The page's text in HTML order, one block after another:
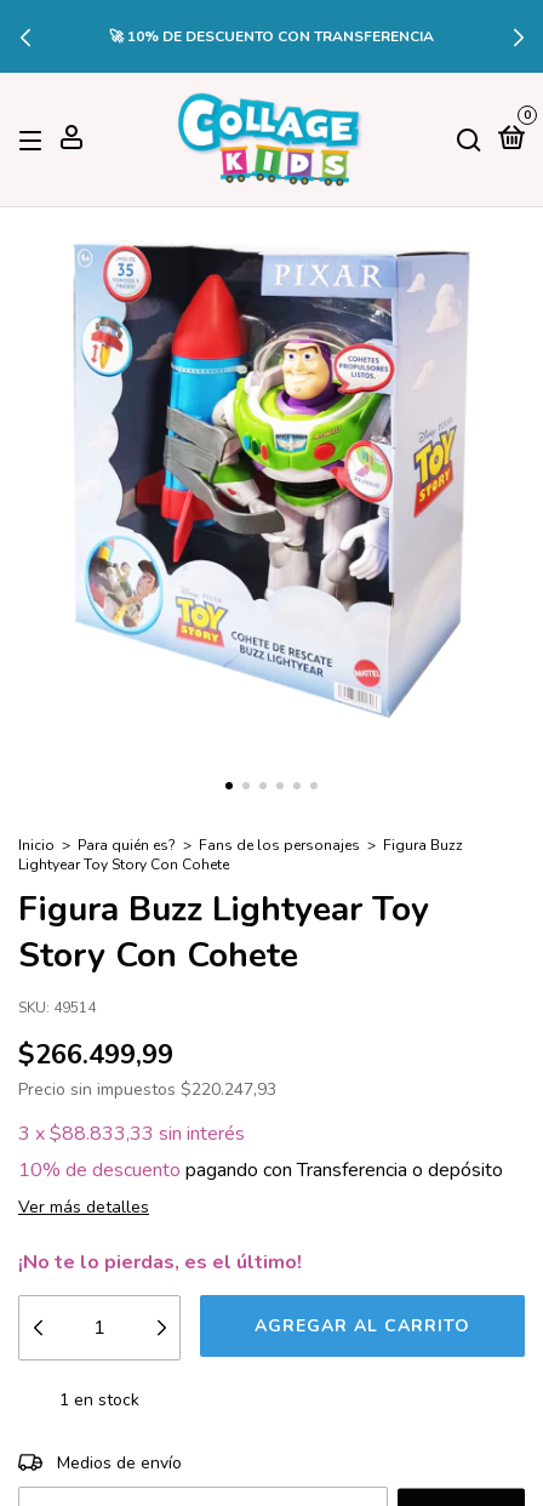
🚀 10% DE DESCUENTO CON TRANSFERENCIA
0
Inicio > Para quién es? > Fans de los personajes > Figura Buzz
Lightyear Toy Story Con Cohete
Figura Buzz Lightyear Toy
Story Con Cohete
SKU: 49514
$266.499,99
Precio sin impuestos $220.247,93
3 x$88.833,33 sin interés
10% de descuento pagando con Transferencia o depósito
Ver más detalles
¡No te lo pierdas, es el último!
1 en stock
Entregas para el CP:
Medios de envío